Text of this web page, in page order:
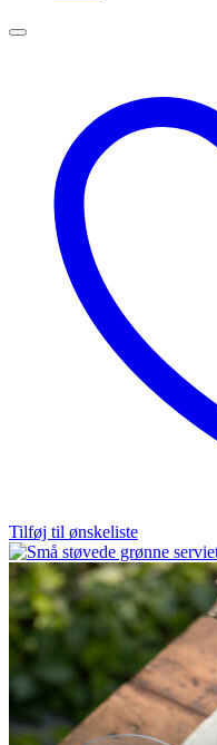
Tilføj til ønskeliste